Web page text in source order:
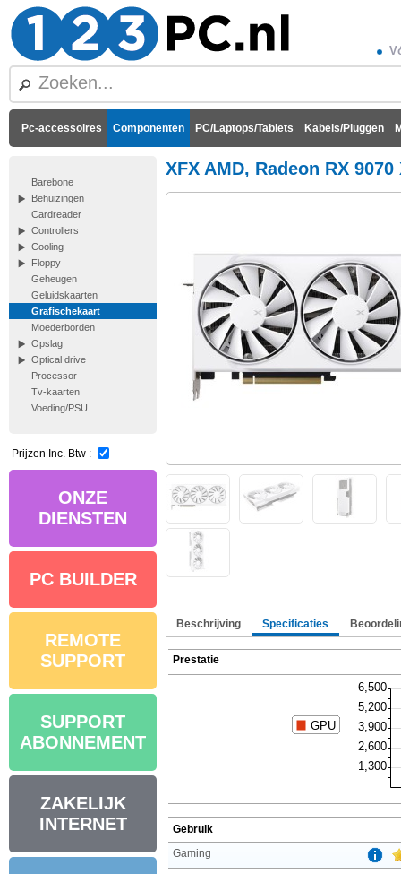
Pc-accessoires Componenten PC/Laptops/Tablets Kabels/Pluggen
Barebone
Behuizingen
Cardreader
Controllers
Cooling
Floppy
Geheugen
Geluidskaarten
Grafischekaart
Moederborden
Opslag
Optical drive
Processor
Tv-kaarten
Voeding/PSU
Prijzen Inc. Btw :
ONZE
DIENSTEN
PC BUILDER
REMOTE
SUPPORT
SUPPORT
ABONNEMENT
ZAKELIJK
INTERNET
XFX AMD, Radeon RX
Beschrijving Specificaties
Prestatie
Gebruik
Gaming